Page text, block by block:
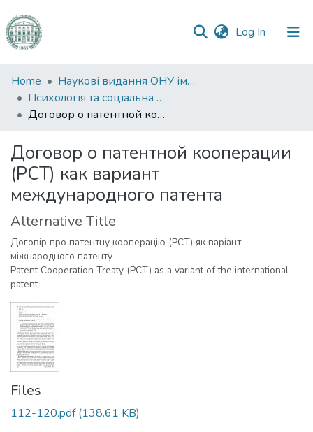
Log In (current)
Communities
&
Collections
Statistics
Home
Наукові видання ОНУ імені І. І. Мечникова
Психологія та соціальна робота
Договор о патентной кооперации (РСТ) как вариант международного патента
Договор о патентной кооперации
(РСТ) как вариант
международного патента
Alternative Title
Договір про патентну кооперацію (РСТ) як варіант
міжнародного патенту
Patent Cooperation Treaty (PCT) as a variant of the international
patent
Files
112-120.pdf(138.61 KB)